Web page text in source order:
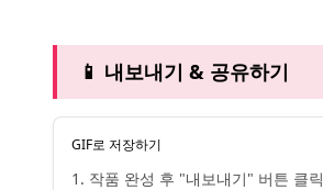
📱 내보내기 & 공유하기
GIF로 저장하기
1. 작품 완성 후 "내보내기" 버튼 클릭